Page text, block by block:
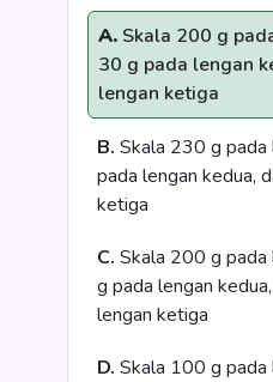
A. Skala 200 g
30 g pada lengan
lengan ketiga
B. Skala 230 g pada
pada lengan kedua,
ketiga
C. Skala 200 g
g pada lengan
lengan ketiga
D. Skala 100 g pada